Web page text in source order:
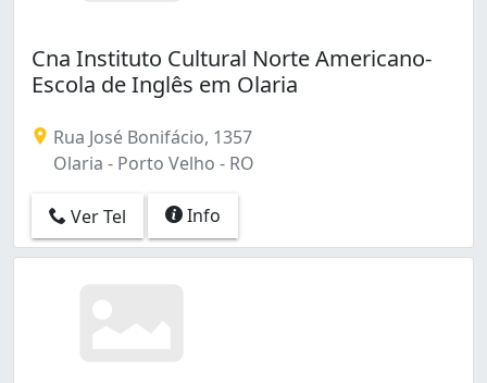
Cna Instituto Cultural Norte Americano-
Escola de Inglês em Olaria
Rua José Bonifácio, 1357
Olaria - Porto Velho - RO
Ver Tel Info